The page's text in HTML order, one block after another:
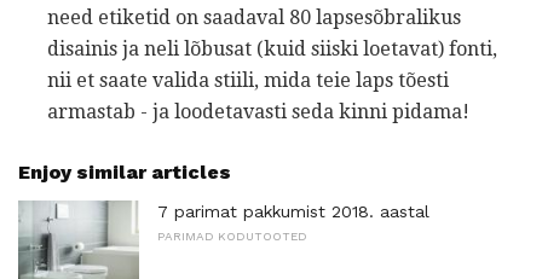
need etiketid on saadaval 80 lapsesõbralikus
disainis ja neli lõbusat (kuid siiski loetavat) fonti,
nii et saate valida stiili, mida teie laps tõesti
armastab - ja loodetavasti seda kinni pidama!
Enjoy similar articles
7 parimat pakkumist 2018. aastal
PARIMAD KODUTOOTED